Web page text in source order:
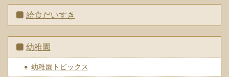
給食だいすき
幼稚園
幼稚園トピックス